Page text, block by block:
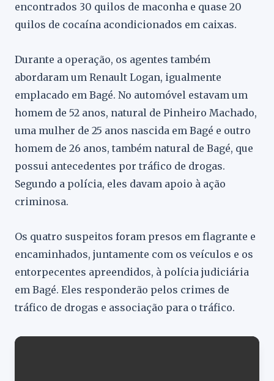
encontrados 30 quilos de maconha e quase 20
quilos de cocaína acondicionados em caixas.
Durante a operação, os agentes também
abordaram um Renault Logan, igualmente
emplacado em Bagé. No automóvel estavam um
homem de 52 anos, natural de Pinheiro Machado,
uma mulher de 25 anos nascida em Bagé e outro
homem de 26 anos, também natural de Bagé, que
possui antecedentes por tráfico de drogas.
Segundo a polícia, eles davam apoio à ação
criminosa.
Os quatro suspeitos foram presos em flagrante e
encaminhados, juntamente com os veículos e os
entorpecentes apreendidos, à polícia judiciária
em Bagé. Eles responderão pelos crimes de
tráfico de drogas e associação para o tráfico.